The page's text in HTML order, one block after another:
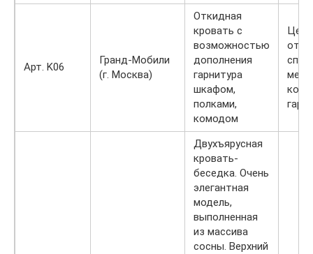
Арт. K06
Гранд-Мобили
(г. Москва)
Откидная
кровать с
возможностью
дополнения
гарнитура
шкафом,
полками,
комодом
от
Двухъярусная
кровать-
беседка. Очень
элегантная
модель,
выполненная
из массива
сосны. Верхний